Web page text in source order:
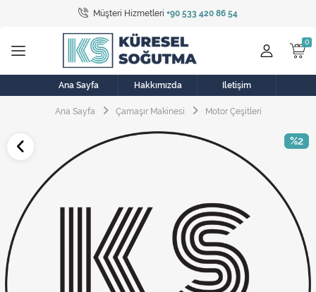
Müşteri Hizmetleri +90 533 420 86 54
Tüm Kategoriler
Bulaşık Makinesi
Buzdolabı
Çamaşır Kurutma Makinesi
Elektrikli Aksamlar
Elektrikli Süpürge
Fan
Ana Sayfa Hakkımızda İletişim
Ana Sayfa Çamaşır Makinesi Motor Çeşitleri
%2